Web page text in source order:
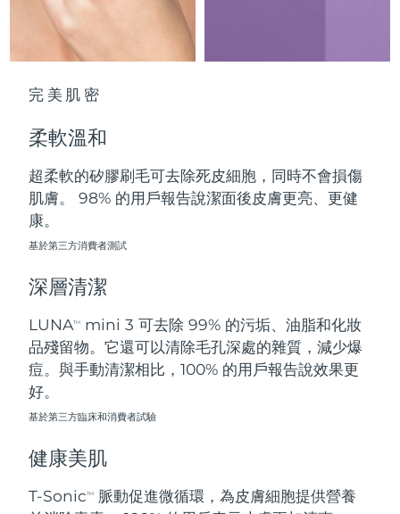
完美肌密
柔軟溫和
超柔軟的矽膠刷毛可去除死皮細胞，同時不會損傷
肌膚。 98% 的用戶報告說潔面後皮膚更亮、更健
康。
基於第三方消費者測試
深層清潔
LUNATM
mini 3 可去除 99% 的污垢、油脂和化妝
品殘留物。它還可以清除毛孔深處的雜質，減少爆
痘。與手動清潔相比，100% 的用戶報告說效果更
好。
基於第三方臨床和消費者試驗
健康美肌
T-SonicTM
脈動促進微循環，為皮膚細胞提供營養
中國澳門特別行政區
馬來西亞 預計送達日期8/15/26
馬爾他
墨西哥
摩納哥 預計送達日期8/13/26
荷蘭
紐西蘭
挪威 預計送達日期 8/12/26
阿曼 預計送達日期8/15/26
菲律賓